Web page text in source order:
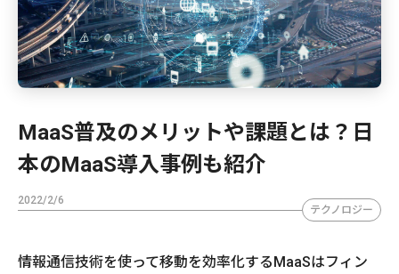
MaaS普及のメリットや課題とは？日
本のMaaS導入事例も紹介
2022/2/6
テクノロジー
情報通信技術を使って移動を効率化するMaaSはフィン